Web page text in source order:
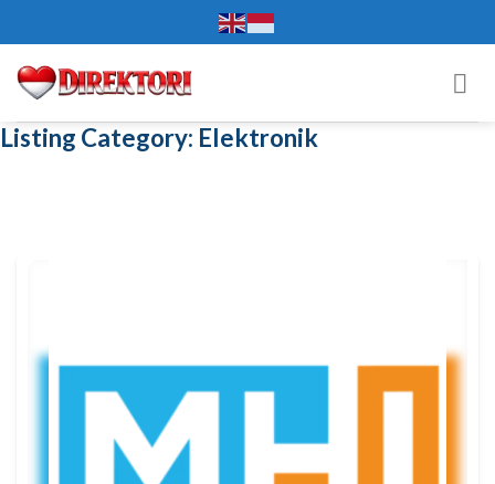
to
content
Listing Category: Elektronik